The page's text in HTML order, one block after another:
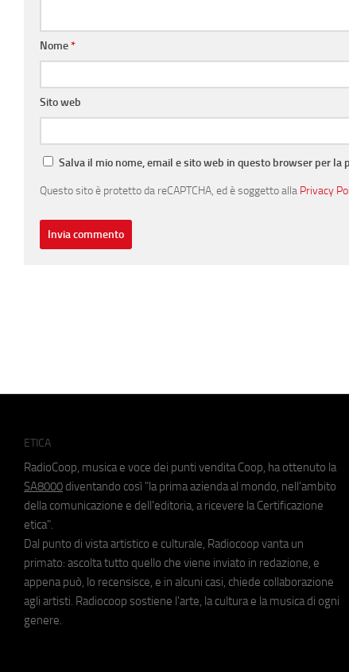
Nome*
Sito web
Salva il mio nome, email e sito web in questo browser per la
Questo sito è protetto da reCAPTCHA, ed è soggetto alla Privacy
ETICA
RadioCoop, musica e voce dei punti vendita Coop, ha ottenuto la
SA8000 diventando così "la prima azienda al mondo, nell'ambito
della comunicazione e dell'editoria, a ricevere la Certificazione
etica".
Dal punto di vista artistico e culturale, Radiocoop vanta un
primato: ascolta tutto quello che viene inviato in redazione, e
appena può, lo recensisce, e in alcuni casi, chiede collaborazione
agli artisti. Radiocoop sostiene l'arte, la cultura e la musica di ogni
genere.